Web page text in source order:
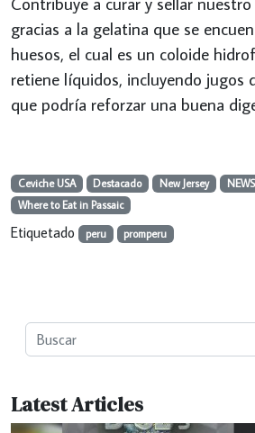
gracias a la gelatina que se
huesos, el cual es un coloide
retiene líquidos, incluyendo jugos
que podría reforzar una buena
Ceviche USA Destacado New Jersey NEWS
Where to Eat in Passaic
Etiquetado peru promperu
Latest Articles